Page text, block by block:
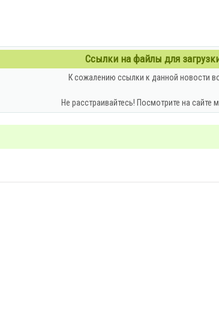
Ссылки на файлы для
К сожалению ссылки к данной новости
Не расстраивайтесь! Посмотрите на сайте